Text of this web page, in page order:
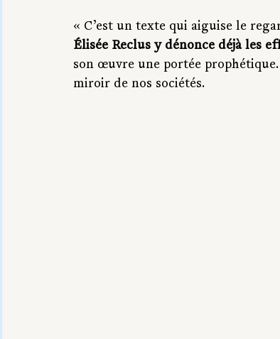
« C’est un texte qui aiguise le
Élisée Reclus y dénonce déjà les
son œuvre une portée
miroir de nos sociétés.